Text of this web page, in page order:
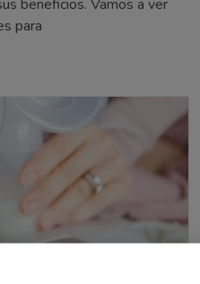
beneficios. Vamos a ver
para